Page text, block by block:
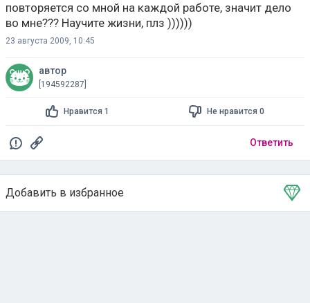
повторяется со мной на каждой работе, значит дело
во мне??? Научите жизни, плз ))))))
23 августа 2009, 10:45
автор
[194592287]
Нравится 1 Не нравится 0
Ответить
Добавить в избранное
Тема в избранном